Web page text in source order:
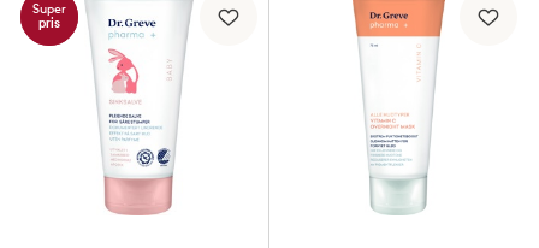
Super
pris